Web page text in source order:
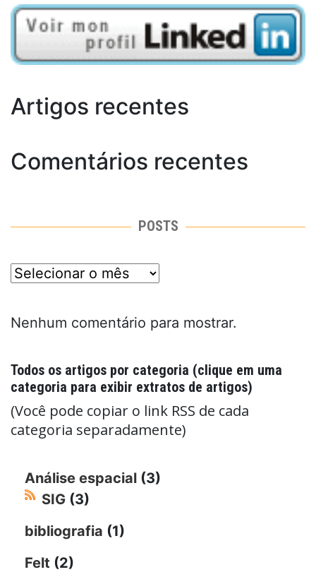
Artigos recentes
Comentários recentes
POSTS
posts
Nenhum comentário para mostrar.
Todos os artigos por categoria (clique em uma
categoria para exibir extratos de artigos)
(Você pode copiar o link RSS de cada
categoria separadamente)
Análise espacial (3)
SIG (3)
bibliografia (1)
Felt (2)